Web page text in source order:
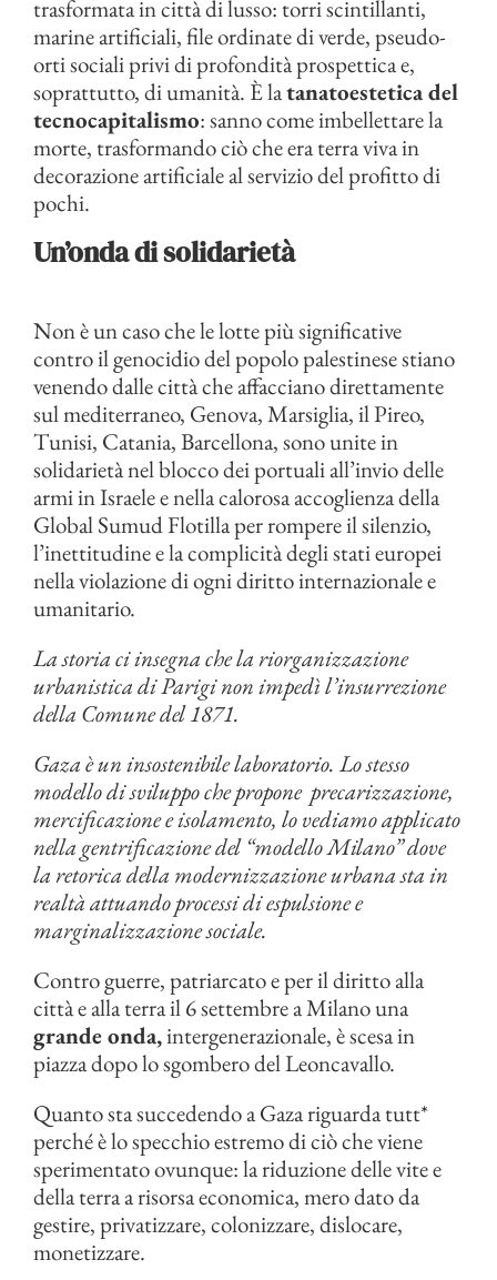
trasformata in città di lusso: torri scintillanti,
marine artificiali, file ordinate di verde, pseudo-
orti sociali privi di profondità prospettica e,
soprattutto, di umanità. È latanatoestetica del
tecnocapitalismo: sanno come imbellettare la
morte, trasformando ciò che era terra viva in
decorazione artificiale al servizio del profitto di
pochi.
Un’onda di solidarietà
Non è un caso che le lotte più significative
contro il genocidio del popolo palestinese stiano
venendo dalle città che affacciano direttamente
sul mediterraneo, Genova, Marsiglia, il Pireo,
Tunisi, Catania, Barcellona, sono unite in
solidarietà nel blocco dei portuali all’invio delle
armi in Israele e nella calorosa accoglienza della
Global Sumud Flotilla per rompere il silenzio,
l’inettitudine e la complicità degli stati europei
nella violazione di ogni diritto internazionale e
umanitario.
La storia ci insegna che la riorganizzazione
urbanistica di Parigi non impedì l’insurrezione
della Comune del 1871.
Gaza è un insostenibile laboratorio. Lo stesso
modello di sviluppo che propone precarizzazione,
mercificazione e isolamento, lo vediamo applicato
nella gentrificazione del “modello Milano” dove
la retorica della modernizzazione urbana sta in
realtà attuando processi di espulsione e
marginalizzazione sociale.
Contro guerre, patriarcato e per il diritto alla
città e alla terra il 6 settembre a Milano una
grande onda,intergenerazionale, è scesa in
piazza dopo lo sgombero del Leoncavallo.
Quanto sta succedendo a Gaza riguarda tutt*
perché è lo specchio estremo di ciò che viene
sperimentato ovunque: la riduzione delle vite e
della terra a risorsa economica, mero dato da
gestire, privatizzare, colonizzare, dislocare,
monetizzare.